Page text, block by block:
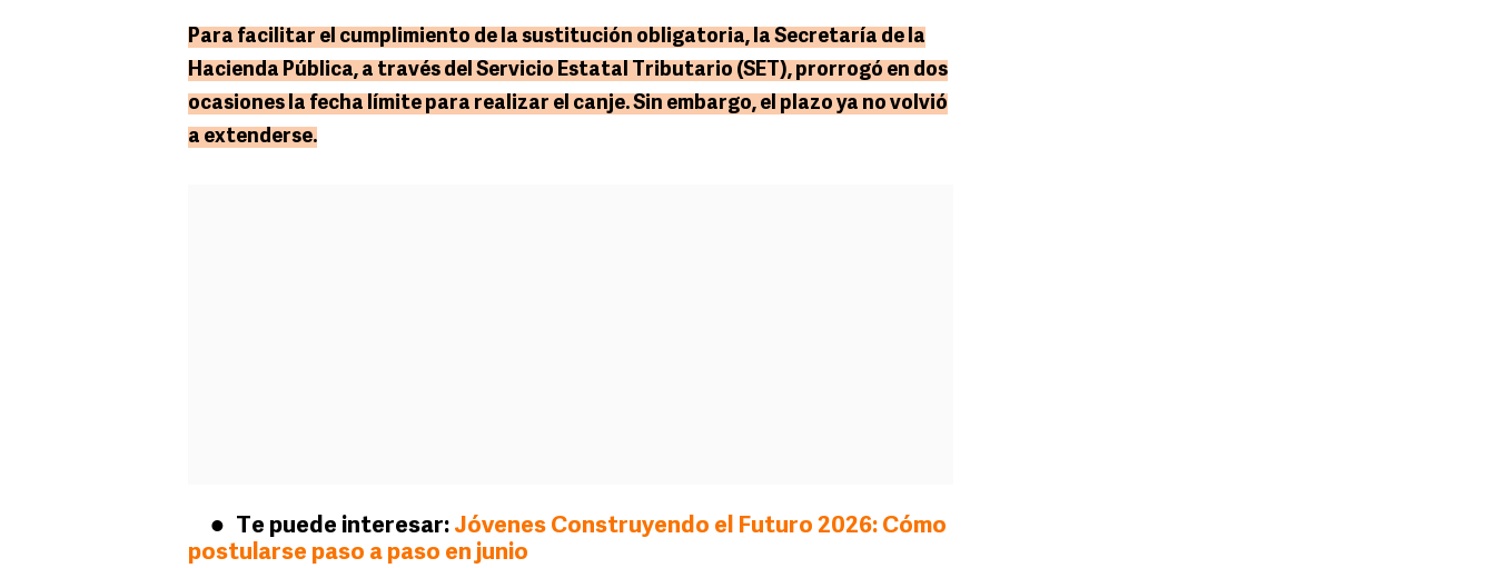
Para facilitar el cumplimiento de la sustitución obligatoria, la Secretaría de la
Hacienda Pública, a través del Servicio Estatal Tributario (SET), prorrogó en dos
ocasiones la fecha límite para realizar el canje. Sin embargo, el plazo ya no volvió
a extenderse.
Te puede interesar: Jóvenes Construyendo el Futuro 2026: Cómo
postularse paso a paso en junio